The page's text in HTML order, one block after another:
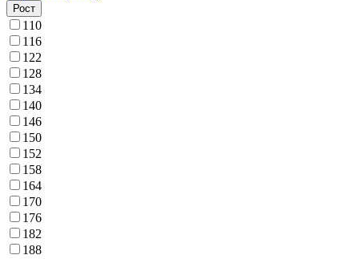
Рост
110
116
122
128
134
140
146
150
152
158
164
170
176
182
188